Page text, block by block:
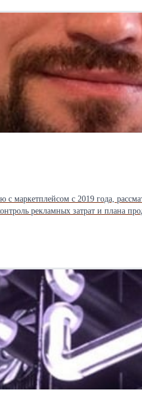
года, рассматриваю проекты в любых
рекламных затрат и плана